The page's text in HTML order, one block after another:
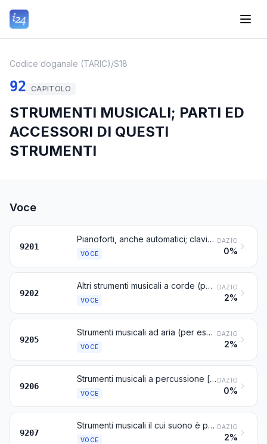
Codice doganale (TARIC)/S18
92 CAPITOLO
STRUMENTI MUSICALI; PARTI ED
ACCESSORI DI QUESTI
STRUMENTI
Voce
9201
Pianoforti, anche automatici; clavicembali ed altri strumenti a corde con tastiera
VOCE
DAZIO
0%
9202
Altri strumenti musicali a corde (per esempio: chitarre, violini, arpe)
VOCE
DAZIO
2%
9205
Strumenti musicali ad aria (per esempio: organi a canne e a tastiera, fisarmoniche, clarinetti, trombe, cornamuse), diversi da orchestrion e da organi di Barberia
VOCE
DAZIO
2%
9206
Strumenti musicali a percussione [per esempio: tamburi, casse, xilofoni, piatti, castagnette (nacchere), maracas]
VOCE
DAZIO
0%
9207
Strumenti musicali il cui suono è prodotto o deve essere amplificato elettricamente (per esempio: organi, chitarre, fisarmoniche)
VOCE
DAZIO
2%